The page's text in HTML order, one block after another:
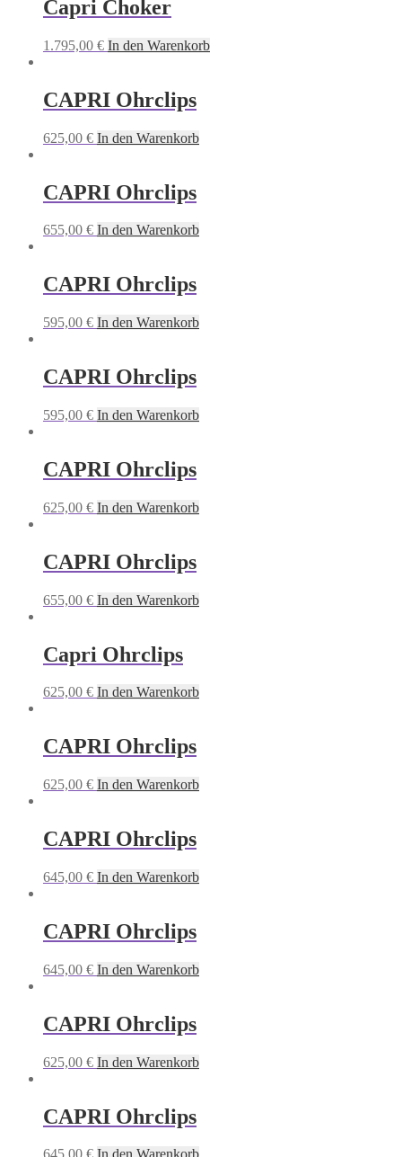
CAPRI Ohrclips
655,00 € In den Warenkorb
Capri Ohrclips
625,00 € In den Warenkorb
CAPRI Ohrclips
625,00 € In den Warenkorb
CAPRI Ohrclips
645,00 € In den Warenkorb
CAPRI Ohrclips
645,00 € In den Warenkorb
CAPRI Ohrclips
625,00 € In den Warenkorb
CAPRI Ohrclips